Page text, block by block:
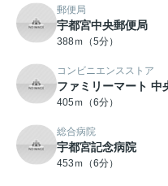
郵便局
宇都宮中央郵便局
388ｍ（5分）
コンビニエンスストア
ファミリーマート 中
405ｍ（6分）
総合病院
宇都宮記念病院
453ｍ（6分）